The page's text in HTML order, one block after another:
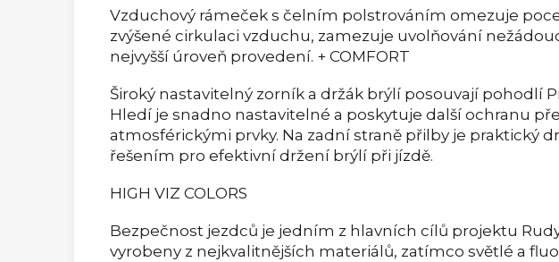
Vzduchový rámeček s čelním polstrováním omezuje
zvýšené cirkulaci vzduchu, zamezuje uvolňování
nejvyšší úroveň provedení. + COMFORT
Široký nastavitelný zorník a držák brýlí posouvají pohodlí
Hledí je snadno nastavitelné a poskytuje další ochranu
atmosférickými prvky. Na zadní straně přilby je praktický
řešením pro efektivní držení brýlí při jízdě.
HIGH VIZ COLORS
Bezpečnost jezdců je jedním z hlavních cílů projektu
vyrobeny z nejkvalitnějších materiálů, zatímco světlé a